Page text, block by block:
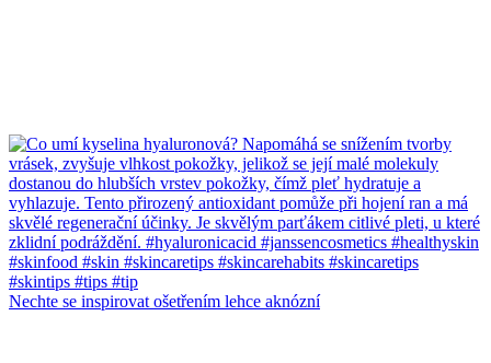
Nechte se inspirovat ošetřením lehce aknózní